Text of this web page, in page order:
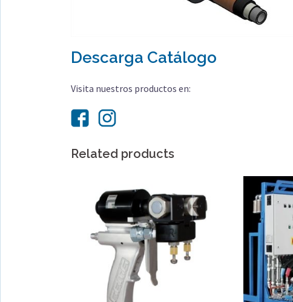
Descarga Catálogo
Visita nuestros productos en:
Related products